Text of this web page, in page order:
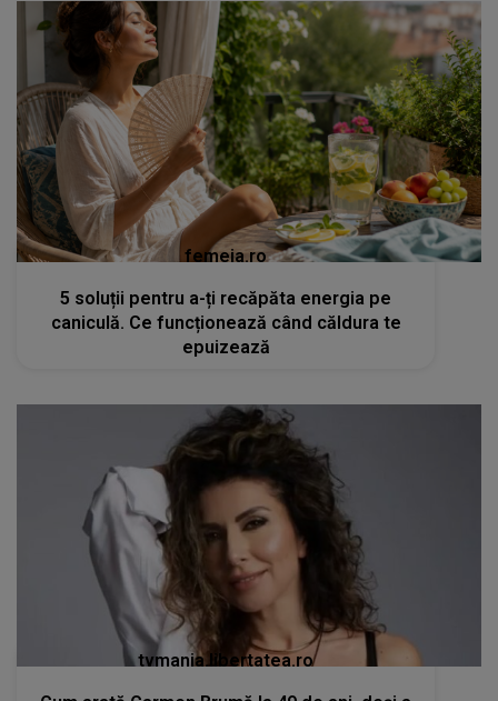
femeia.ro
5 soluții pentru a-ți recăpăta energia pe
caniculă. Ce funcționează când căldura te
epuizează
tvmania.libertatea.ro